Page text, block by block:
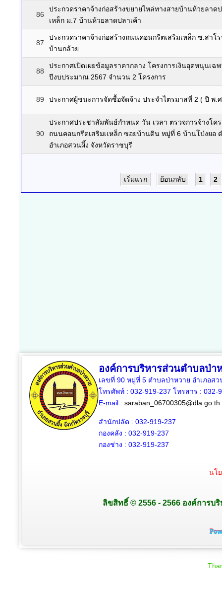
86
ประกวดราคาจ้างก่อสร้างขยายไหล่ทางสายบ้านห้วยลาด
เหล็ก ม.7 บ้านห้วยลาดปลาเค้า
87
ประกวดราคาจ้างก่อสร้างถนนคอนกรีตเสริมเหล็ก ซ.สา
บ้านกล้วย
88
ประกาศเปิดเผยข้อมูลราคากลาง โครงการเงินอุดหนุนเฉ
ปีงบประมาณ 2567 จำนวน 2 โครงการ
89 ประกาศผู้ชนะการจัดซื้อจัดจ้าง ประจำไตรมาสที่ 2 ( ปี พ.
90
ประกาศประชาสัมพันธ์กำหนด วัน เวลา ตรวจการจ้างโคร
ถนนคอนกรีตเสริมเเหล็ก ซอยบ้านดิน หมู่ที่ 6 บ้านโป่งยอ
อำเภอสวนผึ้ง จังหวัดราชบุรี
เริ่มแรก ย้อนกลับ 1 2
องค์การบริหารส่วนตำบลป่า
เลขที่ 90 หมู่ที่ 5 ตำบลป่าหวาย อำเภอส
โทรศัพท์ : 032-919-237 โทรสาร : 032-
E-mail : saraban_06700305@dla.go.th
สำนักปลัด : 032-919-237
กองคลัง : 032-919-237
กองช่าง : 032-919-237
นโ
ลิขสิทธิ์ © 2556 - 2566 องค์การบ